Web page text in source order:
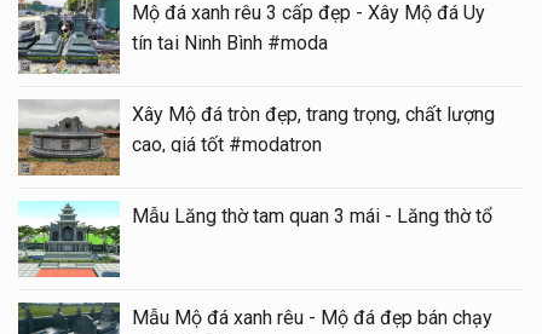
Mộ đá xanh rêu 3 cấp đẹp - Xây Mộ đá Uy
tín tại Ninh Bình #moda
Xây Mộ đá tròn đẹp, trang trọng, chất lượng
cao, giá tốt #modatron
Mẫu Lăng thờ tam quan 3 mái - Lăng thờ tổ
Mẫu Mộ đá xanh rêu - Mộ đá đẹp bán chạy